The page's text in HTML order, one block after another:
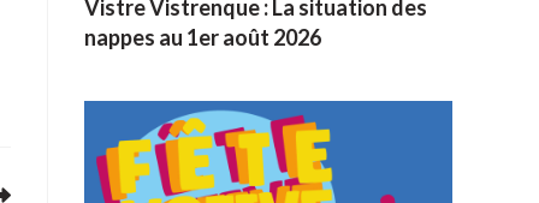
Vistre Vistrenque : La situation des
nappes au 1er août 2026